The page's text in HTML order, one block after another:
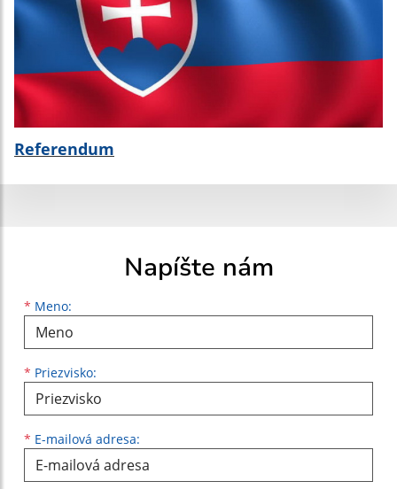
Referendum
Napíšte nám
* Meno:
Meno
* Priezvisko:
Priezvisko
* E-mailová adresa:
E-mailová adresa